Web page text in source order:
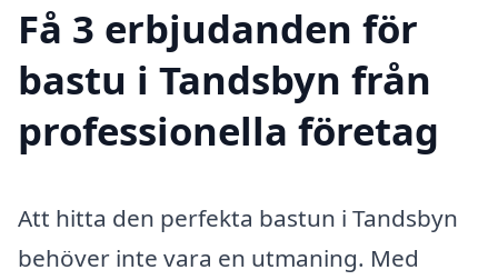
Få 3 erbjudanden för
bastu i Tandsbyn från
professionella företag
Att hitta den perfekta bastun i Tandsbyn
behöver inte vara en utmaning. Med